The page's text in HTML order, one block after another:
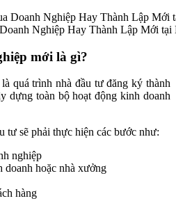
Nghiệp Hay Thành Lập Mới tại
mới là gì?
quá trình nhà đầu tư đăng ký thành
dựng toàn bộ hoạt động kinh doanh
tư sẽ phải thực hiện các bước như:
nghiệp
hoặc nhà xưởng
hàng